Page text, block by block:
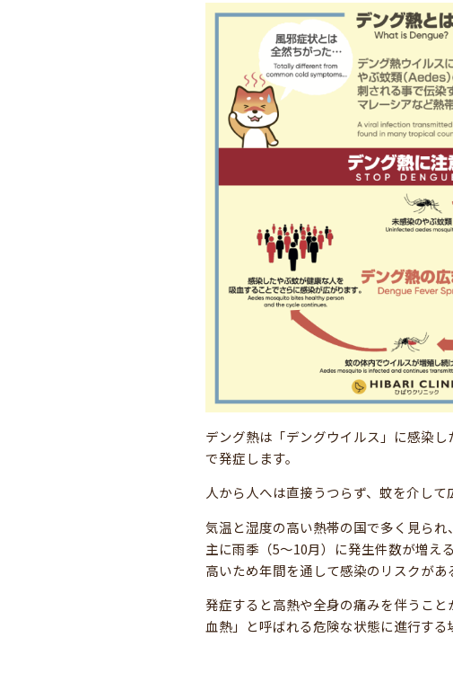
デング熱は「デングウイルス」に感染
で発症します。
人から人へは直接うつらず、蚊を介して
気温と湿度の高い熱帯の国で多く見られ
主に雨季（5〜10月）に発生件数が増え
高いため年間を通して感染のリスクがあ
発症すると高熱や全身の痛みを伴うこ
血熱」と呼ばれる危険な状態に進行する